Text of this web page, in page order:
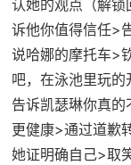
认她的观点（解锁
诉他你值得信任>
说哈娜的摩托车>
吧，在泳池里玩
告诉凯瑟琳你真
更健康>通过道歉
她证明确自己>取